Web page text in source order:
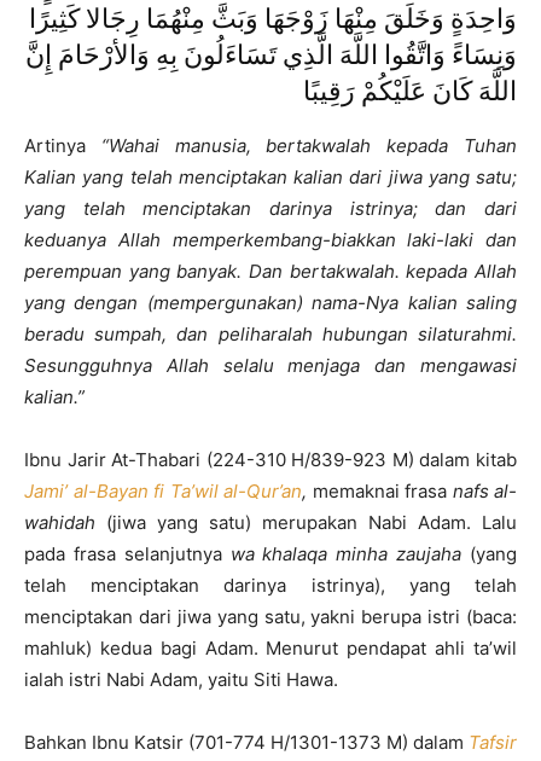
وَاحِدَةٍ وَخَلَقَ مِنْهَا زَوْجَهَا وَبَثَّ مِنْهُمَا رِجَالا كَثِيرًا
وَنِسَاءً وَاتَّقُوا اللَّهَ الَّذِي تَسَاءَلُونَ بِهِ وَالأرْحَامَ إِنَّ
اللَّهَ كَانَ عَلَيْكُمْ رَقِيبًا
Artinya “Wahaimanusia, bertakwalah kepada Tuhan
Kalian yang telah menciptakan kalian dari jiwa yang satu;
yang
telahmenciptakandarinya istrinya; dan dari
keduanya Allah memperkembang-biakkan laki-laki dan
perempuan yang banyak. Dan bertakwalah. kepada Allah
yang dengan (mempergunakan) nama-Nya kalian saling
beradu sumpah, dan peliharalah hubungan silaturahmi.
Sesungguhnya Allah selalu menjaga dan mengawasi
kalian.”
Ibnu Jarir At-Thabari (224-310 H/839-923 M) dalam kitab
Jami’ al-Bayan fi Ta’wil al-Qur’an, memaknai frasa nafs al-
wahidah (jiwa yang satu) merupakan Nabi Adam. Lalu
pada frasa selanjutnya wa khalaqa minha zaujaha (yang
telah menciptakan darinya istrinya), yang telah
menciptakan dari jiwa yang satu, yakni berupa istri (baca:
mahluk) kedua bagi Adam. Menurut pendapat ahli ta’wil
ialah istri Nabi Adam, yaitu Siti Hawa.
Bahkan Ibnu Katsir (701-774 H/1301-1373 M) dalam Tafsir